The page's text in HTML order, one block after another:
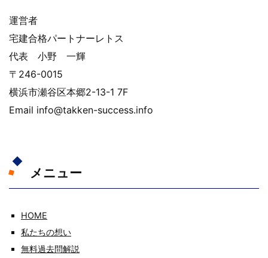
運営者
宅建合格パートナーレトス
代表 小野 一輝
〒246-0015
横浜市瀬谷区本郷2-13-1 7F
Email info@takken-success.info
メニュー
HOME
私たちの想い
無料過去問解説